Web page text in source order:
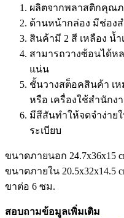
ผลิตจากพลาสติกคุณ
ด้านหน้ากล่อง มีช่อง
สินค้ามี 2 สี เหลือง น้ำ
สามารถวางซ้อนได้ห
แน่น
ชั้นวางสต็อคสินค้า เ
หรือ เครื่องใช้สำนักง
มีสีสันทำให้จดจำง่าย
ระเบียบ
ขนาดภายนอก 24.7x36x15
ขนาดภายใน 20.5x32x14.5
ขาต่อ 6 ซม.
สอบถามข้อมูลเพิ่มเติม